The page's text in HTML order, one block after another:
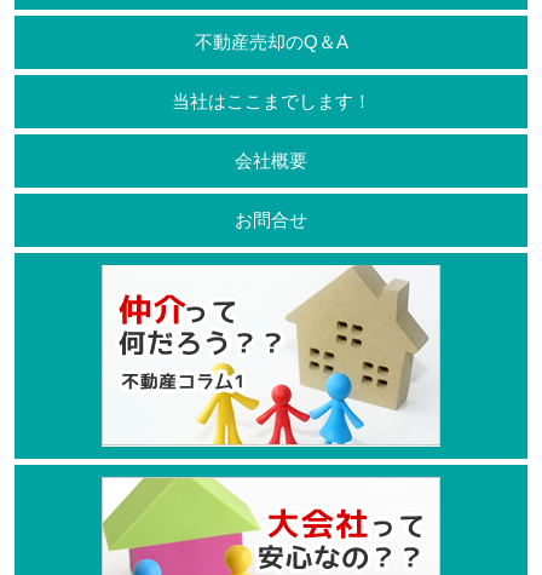
不動産売却のQ＆A
当社はここまでします！
会社概要
お問合せ